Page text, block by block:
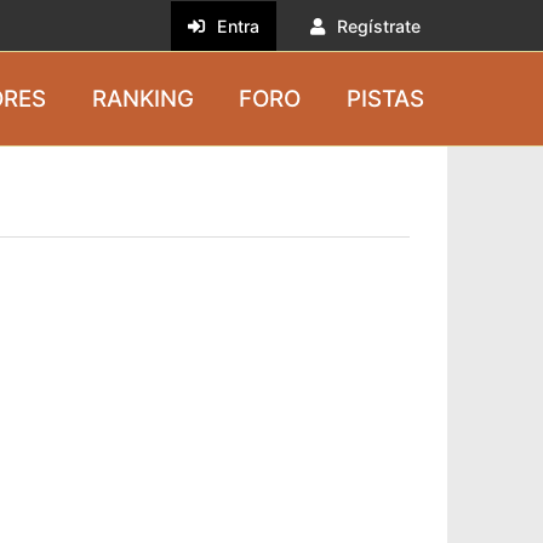
Entra Regístrate
RANKING FORO PISTAS